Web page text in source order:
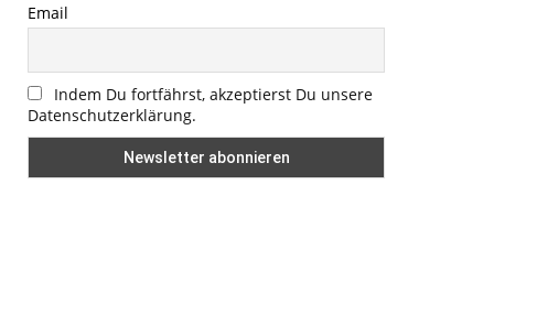
Email
Indem Du fortfährst, akzeptierst Du unsere
Datenschutzerklärung.